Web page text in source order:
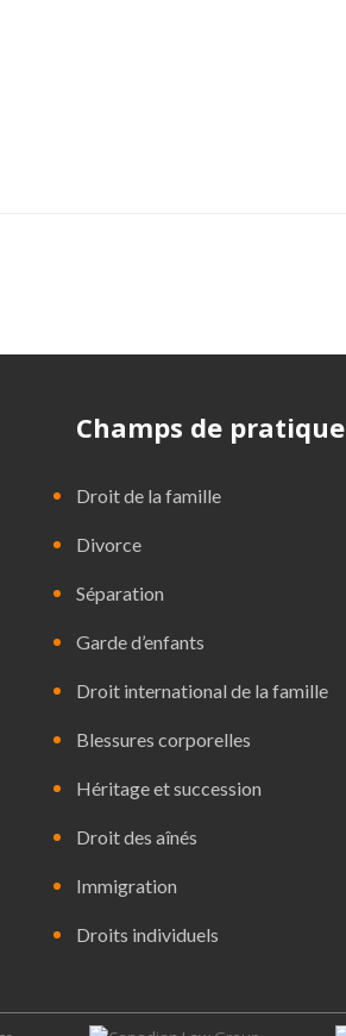
Champs de pratique
Droit de la famille
Divorce
Séparation
Garde d’enfants
Droit international de la famille
Blessures corporelles
Héritage et succession
Droit des aînés
Immigration
Droits individuels